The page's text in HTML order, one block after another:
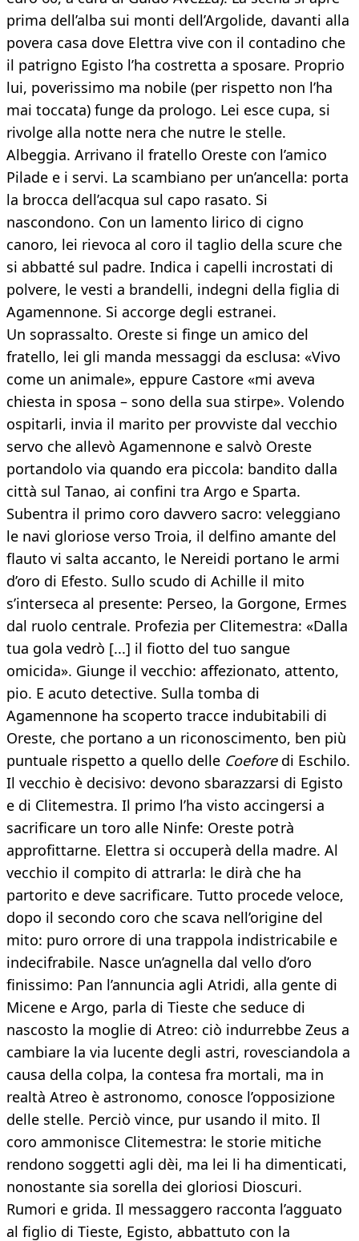
prima dell’alba sui monti dell’Argolide, davanti alla
povera casa dove Elettra vive con il contadino che
il patrigno Egisto l’ha costretta a sposare. Proprio
lui, poverissimo ma nobile (per rispetto non l’ha
mai toccata) funge da prologo. Lei esce cupa, si
rivolge alla notte nera che nutre le stelle.
Albeggia. Arrivano il fratello Oreste con l’amico
Pilade e i servi. La scambiano per un’ancella: porta
la brocca dell’acqua sul capo rasato. Si
nascondono. Con un lamento lirico di cigno
canoro, lei rievoca al coro il taglio della scure che
si abbatté sul padre. Indica i capelli incrostati di
polvere, le vesti a brandelli, indegni della figlia di
Agamennone. Si accorge degli estranei.
Un soprassalto. Oreste si finge un amico del
fratello, lei gli manda messaggi da esclusa: «Vivo
come un animale», eppure Castore «mi aveva
chiesta in sposa – sono della sua stirpe». Volendo
ospitarli, invia il marito per provviste dal vecchio
servo che allevò Agamennone e salvò Oreste
portandolo via quando era piccola: bandito dalla
città sul Tanao, ai confini tra Argo e Sparta.
Subentra il primo coro davvero sacro: veleggiano
le navi gloriose verso Troia, il delfino amante del
flauto vi salta accanto, le Nereidi portano le armi
d’oro di Efesto. Sullo scudo di Achille il mito
s’interseca al presente: Perseo, la Gorgone, Ermes
dal ruolo centrale. Profezia per Clitemestra: «Dalla
tua gola vedrò [...] il fiotto del tuo sangue
omicida». Giunge il vecchio: affezionato, attento,
pio. E acuto detective. Sulla tomba di
Agamennone ha scoperto tracce indubitabili di
Oreste, che portano a un riconoscimento, ben più
puntuale rispetto a quello delle Coeforedi Eschilo.
Il vecchio è decisivo: devono sbarazzarsi di Egisto
e di Clitemestra. Il primo l’ha visto accingersi a
sacrificare un toro alle Ninfe: Oreste potrà
approfittarne. Elettra si occuperà della madre. Al
vecchio il compito di attrarla: le dirà che ha
partorito e deve sacrificare. Tutto procede veloce,
dopo il secondo coro che scava nell’origine del
mito: puro orrore di una trappola indistricabile e
indecifrabile. Nasce un’agnella dal vello d’oro
finissimo: Pan l’annuncia agli Atridi, alla gente di
Micene e Argo, parla di Tieste che seduce di
nascosto la moglie di Atreo: ciò indurrebbe Zeus a
cambiare la via lucente degli astri, rovesciandola a
causa della colpa, la contesa fra mortali, ma in
realtà Atreo è astronomo, conosce l’opposizione
delle stelle. Perciò vince, pur usando il mito. Il
coro ammonisce Clitemestra: le storie mitiche
rendono soggetti agli dèi, ma lei li ha dimenticati,
nonostante sia sorella dei gloriosi Dioscuri.
Rumori e grida. Il messaggero racconta l’agguato
al figlio di Tieste, Egisto, abbattuto con la